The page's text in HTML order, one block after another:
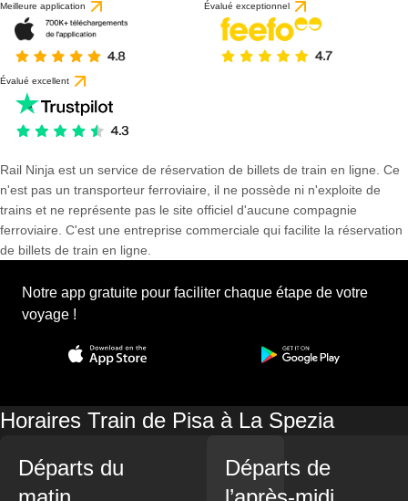
Meilleure application Évalué exceptionnel
Évalué excellent
Rail Ninja est un service de réservation de billets de train en ligne. Ce
n'est pas un transporteur ferroviaire, il ne possède ni n'exploite de
trains et ne représente pas le site officiel d'aucune compagnie
ferroviaire. C'est une entreprise commerciale qui facilite la réservation
de billets de train en ligne.
Notre app gratuite pour faciliter chaque étape de votre
voyage !
Horaires Train de Pisa à La Spezia
Départs du
Départs de